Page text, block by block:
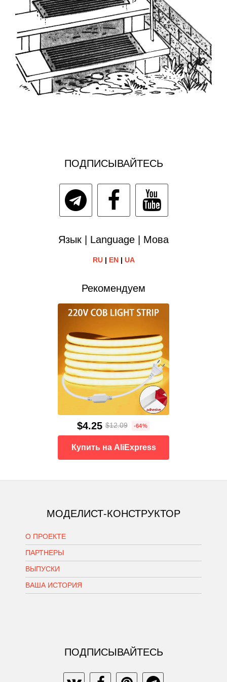
ПОДПИСЫВАЙТЕСЬ
Язык | Language | Мова
RU| EN| UA
Рекомендуем
$4.25 $12.09 -64%
Купить на AliExpress
МОДЕЛИСТ-КОНСТРУКТОР
О ПРОЕКТЕ
ПАРТНЕРЫ
ВЫПУСКИ
ВАША ИСТОРИЯ
ПОДПИСЫВАЙТЕСЬ